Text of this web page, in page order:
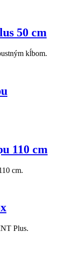
50 cm
kĺbom.
110 cm
cm.
Plus.